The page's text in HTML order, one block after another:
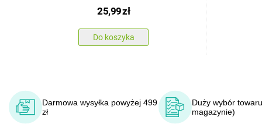
25,99zł
Do koszyka
Darmowa wysyłka powyżej 499
zł
Duży wybór
magazynie)